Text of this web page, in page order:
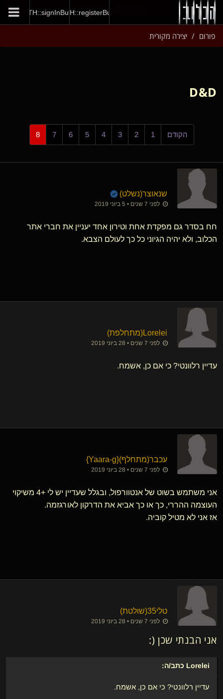
GENERAL::joinNow
AUTH::registerButton
AUTH::signInButton
פורום יצירה מקורית
D&D
הקודם 1
2
3
4
5
6
7
8
שנאוצר​(נשלט)
לפני 7 שנים • 5 ביוני 2019
חח בסדר גם מפקדת אחת וטירון אחד יעניין את חברי אתר
הכלוב, ולא יהיה הגיוני כל כך לעולם הצבא.
Lorelei​(מתחלפת)
לפני 7 שנים • 28 ביוני 2019
עדיין רלוונטי? כי אם כן, אשמח.
עכבר​(מתחלף)​{
Yaara-g
}
לפני 7 שנים • 28 ביוני 2019
אני משתמש בשוט של אנטוורפול, ובגלל שעדיין יש לי +4 משיקוי
העוצמה ההררי, כך או כך אביא את הדרקון לאורגזמה.
אז אני לא מטיל קוביה.
טלי35​(שולטת)
לפני 7 שנים • 28 ביוני 2019
אני הבנתי שכן (:
Lorelei כתב/ה:
עדיין רלוונטי? כי אם כן, אשמח.